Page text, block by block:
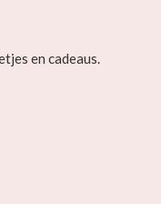
en cadeaus.